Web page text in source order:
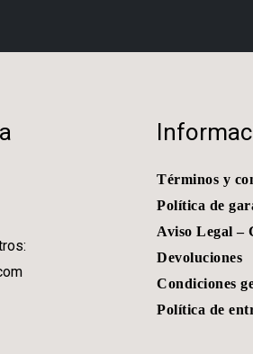
Términos y
Política de
Aviso Legal –
Devoluciones
Condiciones
Política de